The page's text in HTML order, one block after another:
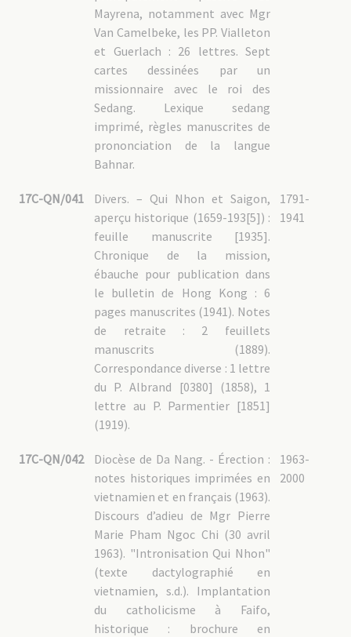
Mayrena, notamment avec Mgr
Van Camelbeke, les PP. Vialleton
et Guerlach : 26 lettres. Sept
cartes dessinées par un
missionnaire avec le roi des
Sedang. Lexique sedang
imprimé, règles manuscrites de
prononciation de la langue
Bahnar.
17C-QN/041
1791-
1941
Divers. – Qui Nhon et Saigon,
aperçu historique (1659-193[5]) :
feuille manuscrite [1935].
Chronique de la mission,
ébauche pour publication dans
le bulletin de Hong Kong : 6
pages manuscrites (1941). Notes
de retraite : 2 feuillets
manuscrits (1889).
Correspondance diverse : 1 lettre
du P. Albrand [0380] (1858), 1
lettre au P. Parmentier [1851]
(1919).
17C-QN/042
1963-
2000
Diocèse de Da Nang. - Érection :
notes historiques imprimées en
vietnamien et en français (1963).
Discours d’adieu de Mgr Pierre
Marie Pham Ngoc Chi (30 avril
1963). "Intronisation Qui Nhon"
(texte dactylographié en
vietnamien, s.d.). Implantation
du catholicisme à Faifo,
historique : brochure en